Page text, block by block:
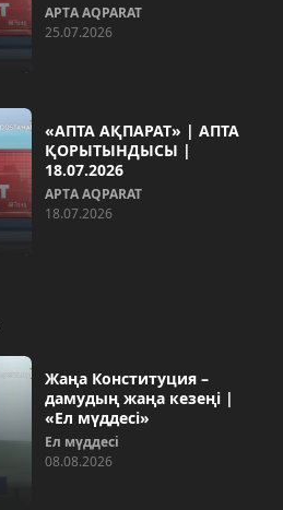
AРТA AQPARAT
25.07.2026
«АПТА АҚПАРАТ» | АПТА
ҚОРЫТЫНДЫСЫ |
18.07.2026
AРТA AQPARAT
18.07.2026
Жаңа Конституция –
дамудың жаңа кезеңі |
«Ел мүддесі»
Ел мүддесі
08.08.2026